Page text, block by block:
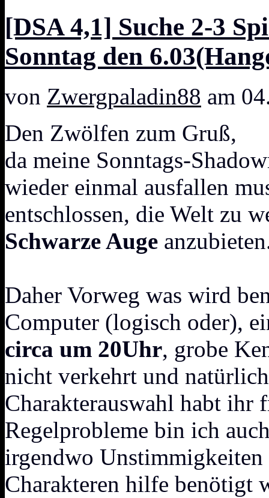
[DSA 4,1] Suche 2-3
Sonntag den
von Zwergpaladin88 am
Den Zwölfen zum Gruß,
da meine Sonntags-
wieder einmal ausfallen
entschlossen, die Welt zu
Schwarze Auge
Daher Vorweg was wird
Computer (logisch oder),
circa um 20Uhr, grobe
nicht verkehrt und
Charakterauswahl habt ihr
Regelprobleme bin ich
irgendwo Unstimmigkeiten
Charakteren hilfe benötigt